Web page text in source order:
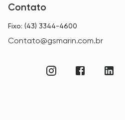
Contato
Fixo: (43) 3344-4600
Contato@gsmarin.com.br